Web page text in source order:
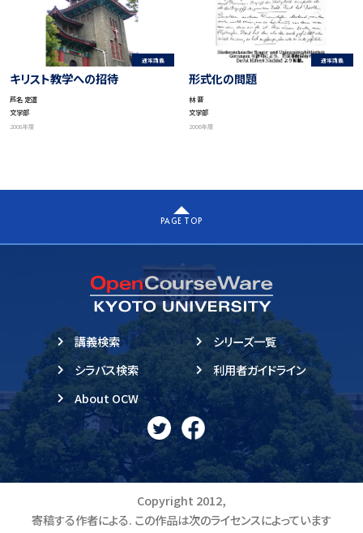
通常講義
キリスト教学への招待
芦名 定道
文学部
2008年度
通常講義
形式化の問題
林 晋
文学部
2006年度
PAGE TOP
講義検索
シラバス検索
About OCW
シリーズ一覧
利用者ガイドライン
Copyright 2012,
寄稿する作者による. この作品は次のライセンスによっています